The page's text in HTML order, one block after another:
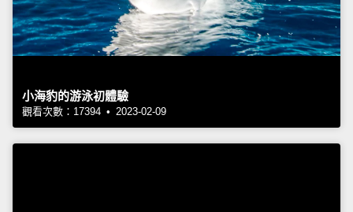
小海豹的游泳初體驗
觀看次數：17394 • 2023-02-09